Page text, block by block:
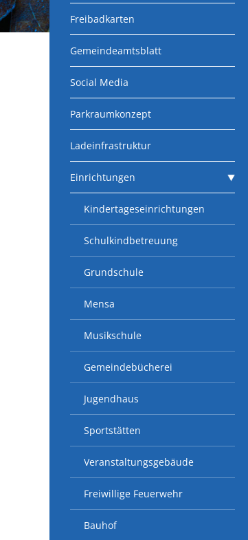
Freibadkarten
Gemeindeamtsblatt
Social Media
Parkraumkonzept
Ladeinfrastruktur
Einrichtungen
Kindertageseinrichtungen
Schulkindbetreuung
Grundschule
Mensa
Musikschule
Gemeindebücherei
Jugendhaus
Sportstätten
Veranstaltungsgebäude
Freiwillige Feuerwehr
Bauhof